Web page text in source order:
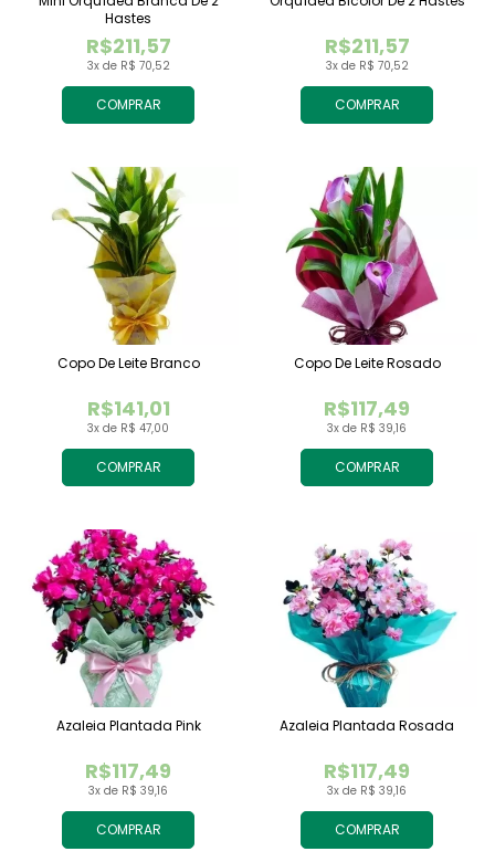
COMPRAR
3x de R$ 70,52
R$211,57
Hastes
COMPRAR
3x de R$ 70,52
R$211,57
COMPRAR
3x de R$ 47,00
R$141,01
Copo De Leite Branco
COMPRAR
3x de R$ 39,16
R$117,49
Copo De Leite Rosado
COMPRAR
3x de R$ 39,16
R$117,49
Azaleia Plantada Pink
COMPRAR
3x de R$ 39,16
R$117,49
Azaleia Plantada Rosada